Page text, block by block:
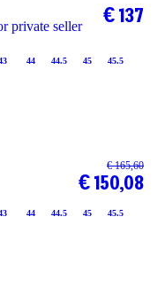
private seller
44 44.5 45 45.5
€ 137
44 44.5 45 45.5
€ 165,60
€ 150,08